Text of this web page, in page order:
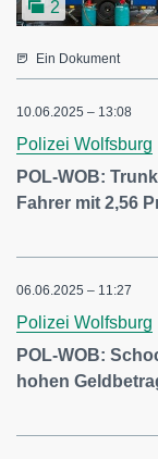
2
Ein Dokument
10.06.2025 – 13:08
Polizei Wolfsburg
POL-WOB:
Fahrer mit 2,56
06.06.2025 – 11:27
Polizei Wolfsburg
POL-WOB:
hohen